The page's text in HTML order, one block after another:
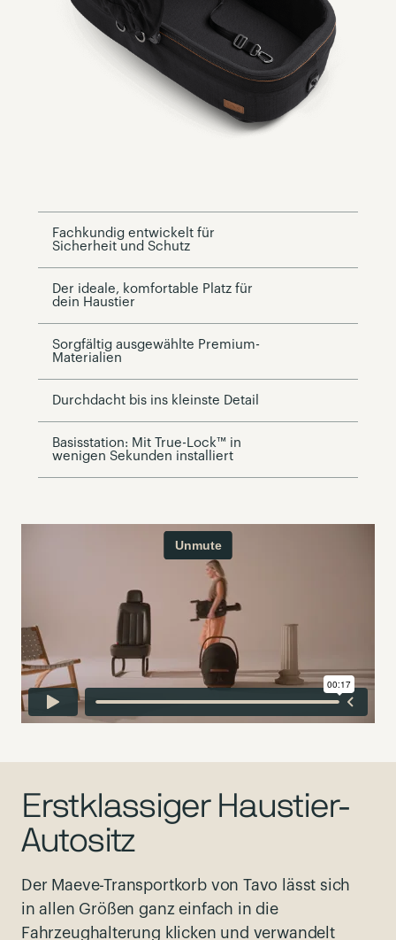
Fachkundig entwickelt für
Sicherheit und Schutz
Der ideale, komfortable Platz für
dein Haustier
Sorgfältig ausgewählte Premium-
Materialien
Durchdacht bis ins kleinste Detail
Basisstation: Mit True-Lock™ in
wenigen Sekunden installiert
Erstklassiger Haustier-
Autositz
Der Maeve-Transportkorb von Tavo lässt sich
in allen Größen ganz einfach in die
Fahrzeughalterung klicken und verwandelt